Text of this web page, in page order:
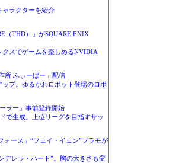
ャラクターを紹介
（THD）」がSQUARE ENIX
クスでゲームを楽しめるNVIDIA
所 ふぃーばー」配信
プ。ゆるかわロボット登場のロボ
ラー」事前登録開始
で生成。上位リーグを目指すサッ
ォース」“フェイ・イェン”プラモが
デレラ・ハート”。胸の大きさも変